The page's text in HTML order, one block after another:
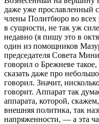
даже уже прославленный
члены Политбюро во всех
в сущности, не так уж
недавно (я пишу это в
один из помощников
председателя Совета
говорил о Брежневе
сказать даже про
говорил. Значит,
говорит. Аппарат так
аппарата, которой,
внешняя политика, так
напряженности, — а эта